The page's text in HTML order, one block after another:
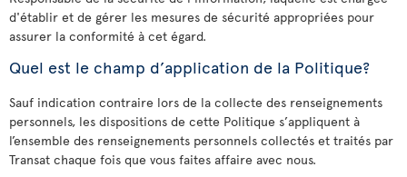
d'établir et de gérer les mesures de sécurité appropriées pour
assurer la conformité à cet égard.
Quel est le champ d’application de la Politique?
Sauf indication contraire lors de la collecte des renseignements
personnels, les dispositions de cette Politique s’appliquent à
l’ensemble des renseignements personnels collectés et traités par
Transat chaque fois que vous faites affaire avec nous.